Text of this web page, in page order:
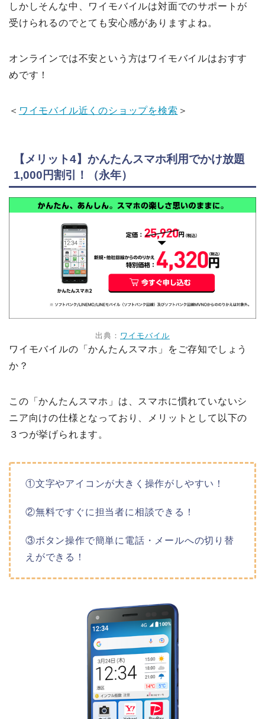
しかしそんな中、ワイモバイルは対面でのサポートが
受けられるのでとても安心感がありますよね。
オンラインでは不安という方はワイモバイルはおすす
めです！
＜ ワイモバイル近くのショップを検索 ＞
【メリット4】かんたんスマホ利用でかけ放題
1,000円割引！（永年）
出典： ワイモバイル
ワイモバイルの「かんたんスマホ」をご存知でしょう
か？
この「かんたんスマホ」は、スマホに慣れていないシ
ニア向けの仕様となっており、メリットとして以下の
３つが挙げられます。
①文字やアイコンが大きく操作がしやすい！
②無料ですぐに担当者に相談できる！
③ボタン操作で簡単に電話・メールへの切り替
えができる！